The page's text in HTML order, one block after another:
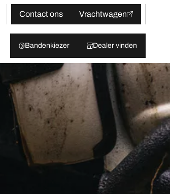
Contact ons
Vrachtwagen
Bandenkiezer Dealer vinden